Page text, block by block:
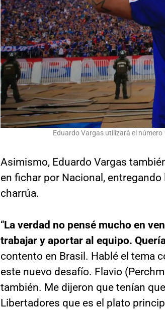
Eduardo Vargas utilizará el número
Asimismo, Eduardo Vargas
en fichar por Nacional,
charrúa.
“La verdad no pensé mucho en
trabajar y aportar al equipo.
contento en Brasil. Hablé el tema
este nuevo desafío. Flavio
también. Me dijeron que tenían
Libertadores que es el plato